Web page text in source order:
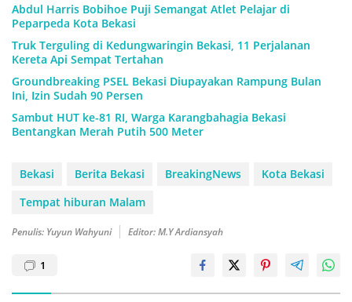
Abdul Harris Bobihoe Puji Semangat Atlet Pelajar di
Peparpeda Kota Bekasi
Truk Terguling di Kedungwaringin Bekasi, 11 Perjalanan
Kereta Api Sempat Tertahan
Groundbreaking PSEL Bekasi Diupayakan Rampung Bulan
Ini, Izin Sudah 90 Persen
Sambut HUT ke-81 RI, Warga Karangbahagia Bekasi
Bentangkan Merah Putih 500 Meter
Bekasi Berita Bekasi BreakingNews
Kota Bekasi
Tempat hiburan Malam
Penulis: Yuyun Wahyuni Editor: M.Y Ardiansyah
1